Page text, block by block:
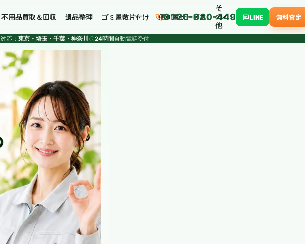
不用品買取＆回収 遺品整理 ゴミ屋敷片付け 便利屋サービス
そ
の
他
0120-980-449 LINE 無料査定
対応： 東京・埼玉・千葉・神奈川 24時間自動電話受付